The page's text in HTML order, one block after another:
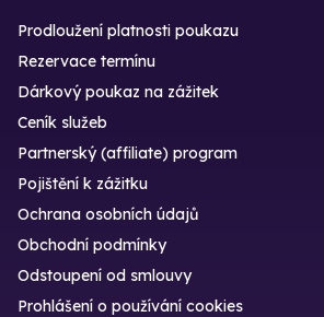
Prodloužení platnosti poukazu
Rezervace termínu
Dárkový poukaz na zážitek
Ceník služeb
Partnerský (affiliate) program
Pojištění k zážitku
Ochrana osobních údajů
Obchodní podmínky
Odstoupení od smlouvy
Prohlášení o používání cookies